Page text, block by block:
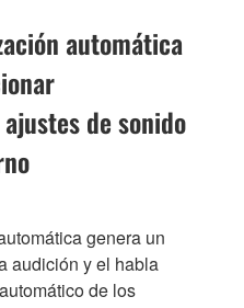
automática
de sonido
genera un
audición y el habla
de los